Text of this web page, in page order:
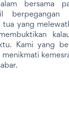
bersama
tua yang
Kami yang
menikmati